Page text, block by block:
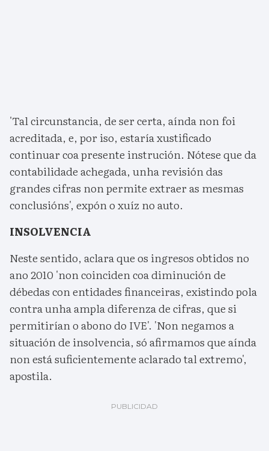
'Tal circunstancia, de ser certa, aínda non foi
acreditada, e, por iso, estaría xustificado
continuar coa presente instrución. Nótese que da
contabilidade achegada, unha revisión das
grandes cifras non permite extraer as mesmas
conclusións', expón o xuíz no auto.
INSOLVENCIA
Neste sentido, aclara que os ingresos obtidos no
ano 2010 'non coinciden coa diminución de
débedas con entidades financeiras, existindo pola
contra unha ampla diferenza de cifras, que si
permitirían o abono do IVE'. 'Non negamos a
situación de insolvencia, só afirmamos que aínda
non está suficientemente aclarado tal extremo',
apostila.